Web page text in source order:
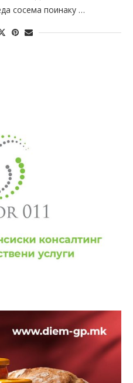
сосема поинаку …